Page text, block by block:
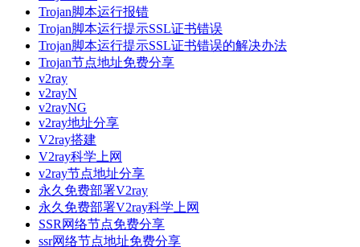
Trojan脚本运行报错
Trojan脚本运行提示SSL证书错误
Trojan脚本运行提示SSL证书错误的解决办法
Trojan节点地址免费分享
v2ray
v2rayN
v2rayNG
v2ray地址分享
V2ray搭建
V2ray科学上网
v2ray节点地址分享
永久免费部署V2ray
永久免费部署V2ray科学上网
SSR网络节点免费分享
ssr网络节点地址免费分享